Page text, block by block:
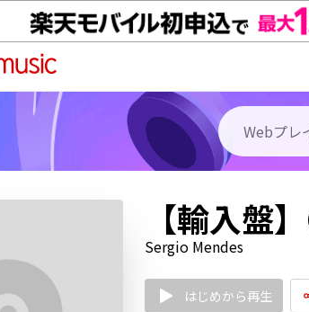
【輸入
Sergio Mendes
はじめから再生